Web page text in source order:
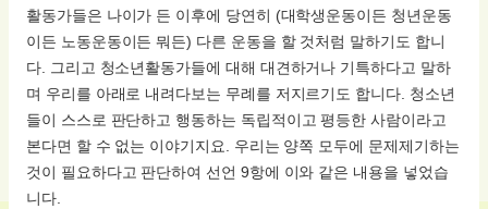
활동가들은 나이가 든 이후에 당연히 (대학생운동이든 청년운동
이든 노동운동이든 뭐든) 다른 운동을 할 것처럼 말하기도 합니
다. 그리고 청소년활동가들에 대해 대견하거나 기특하다고 말하
며 우리를 아래로 내려다보는 무례를 저지르기도 합니다. 청소년
들이 스스로 판단하고 행동하는 독립적이고 평등한 사람이라고
본다면 할 수 없는 이야기지요. 우리는 양쪽 모두에 문제제기하는
것이 필요하다고 판단하여 선언 9항에 이와 같은 내용을 넣었습
니다.